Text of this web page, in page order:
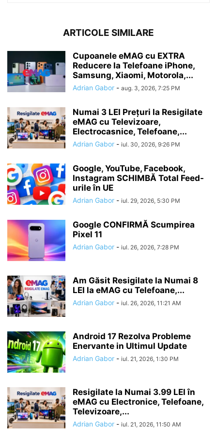
ARTICOLE SIMILARE
Cupoanele eMAG cu EXTRA
Reducere la Telefoane iPhone,
Samsung, Xiaomi, Motorola,...
Adrian Gabor - aug. 3, 2026, 7:25 PM
Numai 3 LEI Prețuri la Resigilate
eMAG cu Televizoare,
Electrocasnice, Telefoane,...
Adrian Gabor - iul. 30, 2026, 9:26 PM
Google, YouTube, Facebook,
Instagram SCHIMBĂ Total Feed-
urile în UE
Adrian Gabor - iul. 29, 2026, 5:30 PM
Google CONFIRMĂ Scumpirea
Pixel 11
Adrian Gabor - iul. 26, 2026, 7:28 PM
Am Găsit Resigilate la Numai 8
LEI la eMAG cu Telefoane,...
Adrian Gabor - iul. 26, 2026, 11:21 AM
Android 17 Rezolva Probleme
Enervante in Ultimul Update
Adrian Gabor - iul. 21, 2026, 1:30 PM
Resigilate la Numai 3.99 LEI în
eMAG cu Electronice, Telefoane,
Televizoare,...
Adrian Gabor - iul. 21, 2026, 11:50 AM